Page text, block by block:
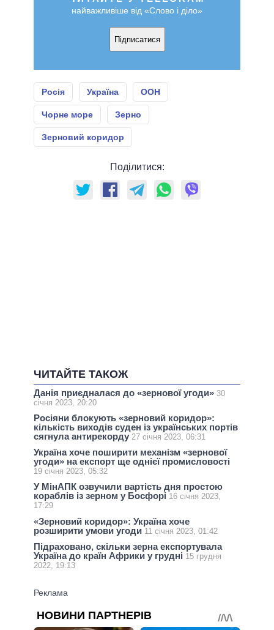
найважливіше від «Слово і діло»
Підписатися
Росія Україна ООН
Чорне море Зерно
Зерновий коридор
Поділитися:
ЧИТАЙТЕ ТАКОЖ
Данія приєдналася до «зернової угоди» 30
січня 2023, 20:20
Росіяни блокують «зерновий коридор»:
кількість виходів суден із українських портів
сягнула антирекорду 27 січня 2023, 06:31
Україна хоче поширити механізм «зернової
угоди» на експорт ще однієї промисловості
19 січня 2023, 05:32
У МінАПК озвучили вартість дня простою
кораблів із зерном у Босфорі 16 січня 2023,
17:29
«Зерновий коридор»: Україна хоче
розширити умови угоди 11 січня 2023, 01:42
Підраховано, скільки зерна експортувала
Україна до країн Африки у грудні 15 грудня
2022, 19:13